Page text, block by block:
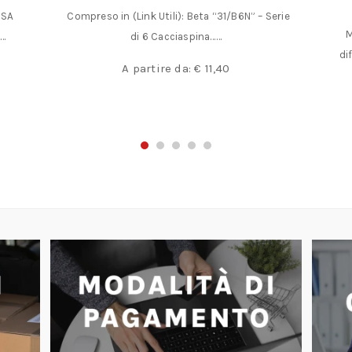
Mazzuole combinate anche con teste di
portateste formato……